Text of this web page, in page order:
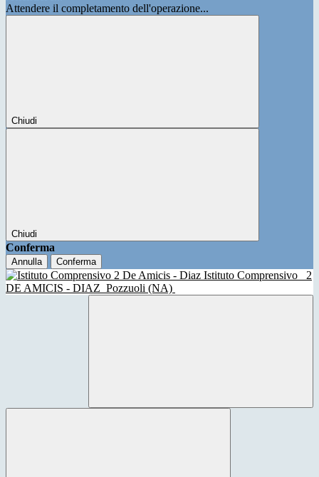
Attendere il completamento dell'operazione...
Chiudi
Chiudi
Conferma
Annulla Conferma
Istituto Comprensivo
2
DE AMICIS - DIAZ Pozzuoli (NA)